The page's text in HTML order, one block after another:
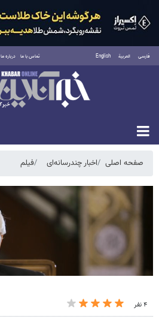
فارسی العربية English تماس با ما درباره ما
پنجشنبه ۱۵ مرداد ۱۴۰۵
صفحه اصلی اخبار چندرسانه‌ای فیلم
۴ نفر